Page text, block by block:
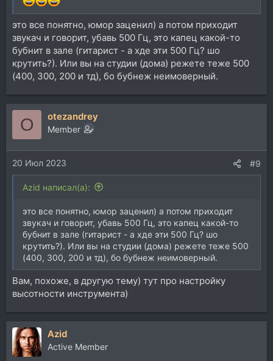
это все понятно, юмор заценил) а потом приходит
звукач и говорит, убавь 500 Гц, это капец какой-то
бубнит в зале (гитарист - а хде эти 500 Гц? шо
крутить?). Или вы на студии (дома) режете теже 500
(400, 300, 200 и тд), бо бубнеж неимоверный.
O otezandrey
Member
20 Июл 2023 #9
Azid написал(а):
это все понятно, юмор заценил) а потом приходит
звукач и говорит, убавь 500 Гц, это капец какой-то
бубнит в зале (гитарист - а хде эти 500 Гц? шо
крутить?). Или вы на студии (дома) режете теже 500
(400, 300, 200 и тд), бо бубнеж неимоверный.
Вам, похоже, в другую тему) тут про настройку
высотности инструмента)
Azid
Active Member